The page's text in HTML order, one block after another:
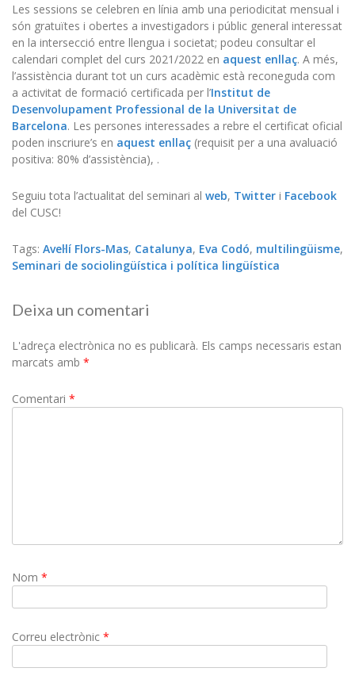
Les sessions se celebren en línia amb una periodicitat mensual i
són gratuïtes i obertes a investigadors i públic general interessat
en la intersecció entre llengua i societat; podeu consultar el
calendari complet del curs 2021/2022 en aquest enllaç. A més,
l’assistència durant tot un curs acadèmic està reconeguda com
a activitat de formació certificada per l’Institut de
Desenvolupament Professional de la Universitat de
Barcelona. Les persones interessades a rebre el certificat oficial
poden inscriure’s en aquest enllaç (requisit per a una avaluació
positiva: 80% d’assistència), .
Seguiu tota l’actualitat del seminari al web, Twitter i Facebook
del CUSC!
Tags: Avel·lí Flors-Mas, Catalunya, Eva Codó, multilingüisme,
Seminari de sociolingüística i política lingüística
Deixa un comentari
L'adreça electrònica no es publicarà. Els camps necessaris estan
marcats amb *
Comentari *
Nom *
Correu electrònic *